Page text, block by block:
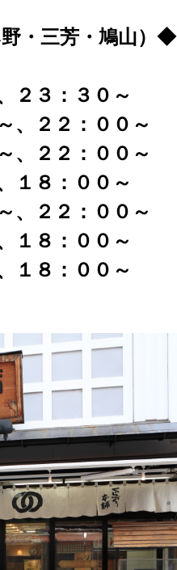
・三芳・鳩山）◆
２３：３０～
、２２：００～
、２２：００～
１８：００～
、２２：００～
１８：００～
１８：００～